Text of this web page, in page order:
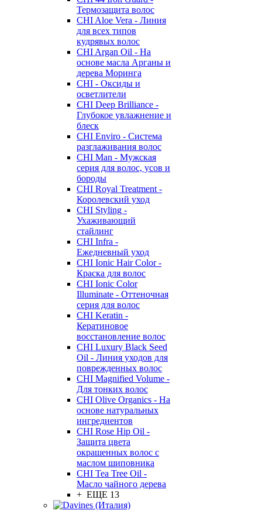
Термозащита волос
CHI Aloe Vera - Линия
для всех типов
кудрявых волос
CHI Argan Oil - На
основе масла Арганы и
дерева Моринга
CHI - Оксиды и
осветлители
CHI Deep Brilliance -
Глубокое увлажнение и
блеск
CHI Enviro - Система
разглаживания волос
CHI Man - Мужская
серия для волос, усов и
бороды
CHI Royal Treatment -
Королевский уход
CHI Styling -
Ухаживающий
стайлинг
CHI Infra -
Ежедневный уход
CHI Ionic Hair Color -
Краска для волос
CHI Ionic Color
Illuminate - Оттеночная
серия для волос
CHI Keratin -
Кератиновое
восстановление волос
CHI Luxury Black Seed
Oil - Линия уходов для
поврежденных волос
CHI Magnified Volume -
Для тонких волос
CHI Olive Organics - На
основе натуральных
ингредиентов
CHI Rose Hip Oil -
Защита цвета
окрашенных волос с
маслом шиповника
CHI Tea Tree Oil -
Масло чайного дерева
+ ЕЩЕ 13